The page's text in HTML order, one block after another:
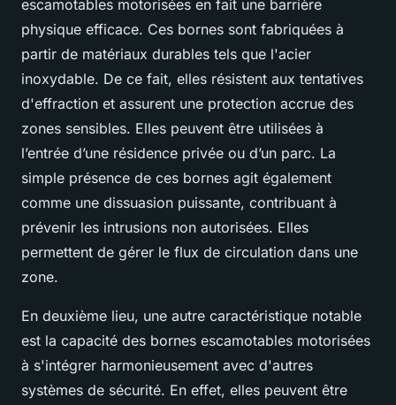
escamotables motorisées en fait une barrière
physique efficace. Ces bornes sont fabriquées à
partir de matériaux durables tels que l'acier
inoxydable. De ce fait, elles résistent aux tentatives
d'effraction et assurent une protection accrue des
zones sensibles. Elles peuvent être utilisées à
l’entrée d’une résidence privée ou d’un parc. La
simple présence de ces bornes agit également
comme une dissuasion puissante, contribuant à
prévenir les intrusions non autorisées. Elles
permettent de gérer le flux de circulation dans une
zone.
En deuxième lieu, une autre caractéristique notable
est la capacité des bornes escamotables motorisées
à s'intégrer harmonieusement avec d'autres
systèmes de sécurité. En effet, elles peuvent être